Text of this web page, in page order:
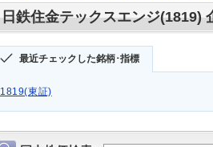
日鉄住金テックスエンジ(1819)
最近チェックした銘柄･指標
1819(東証)